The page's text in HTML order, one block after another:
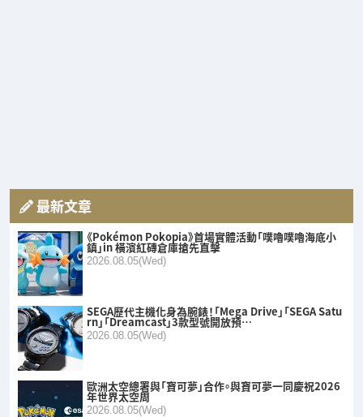
最新文章
《Pokémon Pokopia》首場實體活動「噗嚕噗嚕海底小
鎮」in 橫濱紅磚倉庫搶先直擊
2026.08.05(Wed)
SEGA歷代主機化身為腕錶！「Mega Drive」「SEGA Satu
rn」「Dreamcast」3款型號開放預…
2026.08.05(Wed)
歐洲太空總署與「寶可夢」合作。與寶可夢一同慶祝2026
年世界太空周
2026.08.05(Wed)